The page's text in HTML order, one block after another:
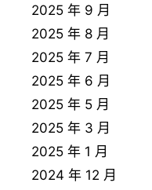
2025 年 9 月
2025 年 8 月
2025 年 7 月
2025 年 6 月
2025 年 5 月
2025 年 3 月
2025 年 1 月
2024 年 12 月